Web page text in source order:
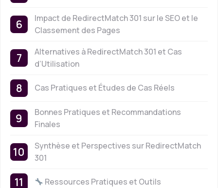
Impact de RedirectMatch 301 sur le SEO et le
Classement des Pages
Alternatives à RedirectMatch 301 et Cas
d’Utilisation
Cas Pratiques et Études de Cas Réels
Bonnes Pratiques et Recommandations
Finales
Synthèse et Perspectives sur RedirectMatch
301
Ressources Pratiques et Outils